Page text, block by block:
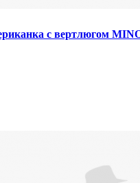
с вертлюгом